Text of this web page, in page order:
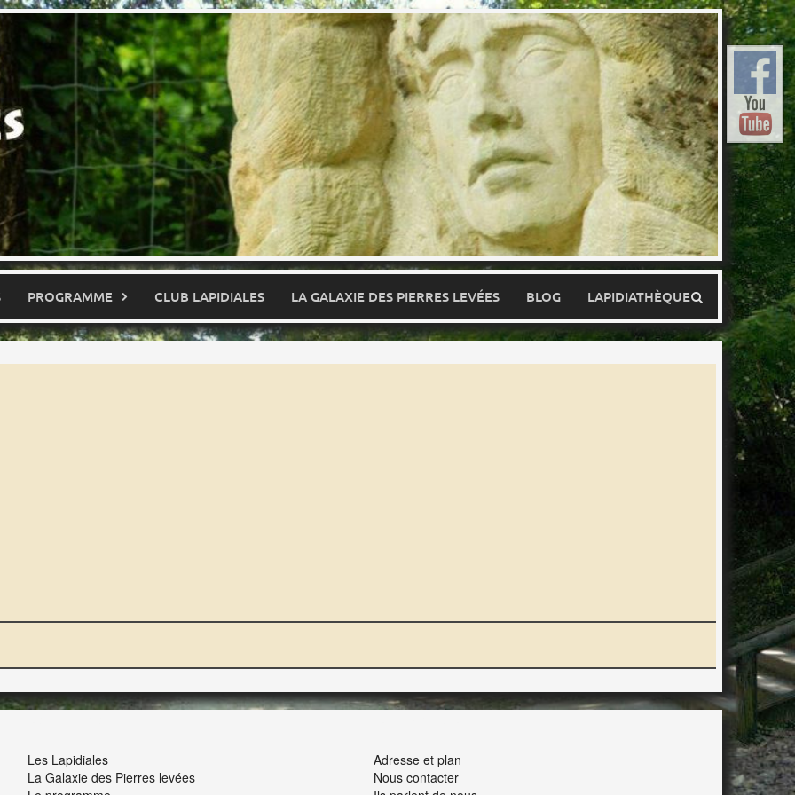
PROGRAMME CLUB LAPIDIALES LA GALAXIE DES PIERRES LEVÉES BLOG LAPIDIATHÈQUE
Les Lapidiales
La Galaxie des Pierres levées
Adresse et plan
Nous contacter